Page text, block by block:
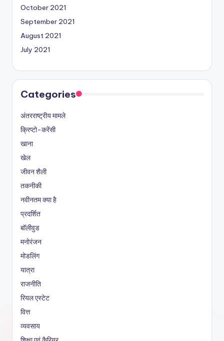
October 2021
September 2021
August 2021
July 2021
Categories
अंतरराष्ट्रीय मामले
क्रिप्टो-करेंसी
खाना
खेल
जीवन शैली
तकनीकी
नवीनतम क्या है
प्रदर्शित
बॉलीवुड
मनोरंजन
मोडलिंग
यात्रा
राजनीति
रियल एस्टेट
वित्त
व्यवसाय